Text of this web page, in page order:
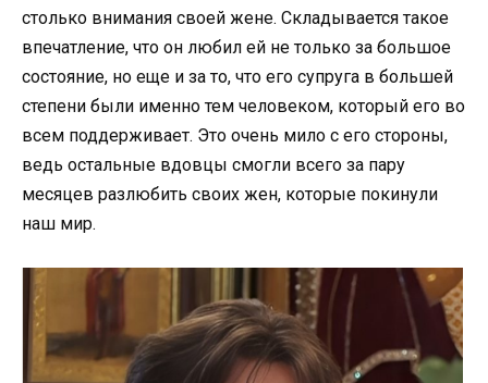
столько внимания своей жене. Складывается такое
впечатление, что он любил ей не только за большое
состояние, но еще и за то, что его супруга в большей
степени были именно тем человеком, который его во
всем поддерживает. Это очень мило с его стороны,
ведь остальные вдовцы смогли всего за пару
месяцев разлюбить своих жен, которые покинули
наш мир.